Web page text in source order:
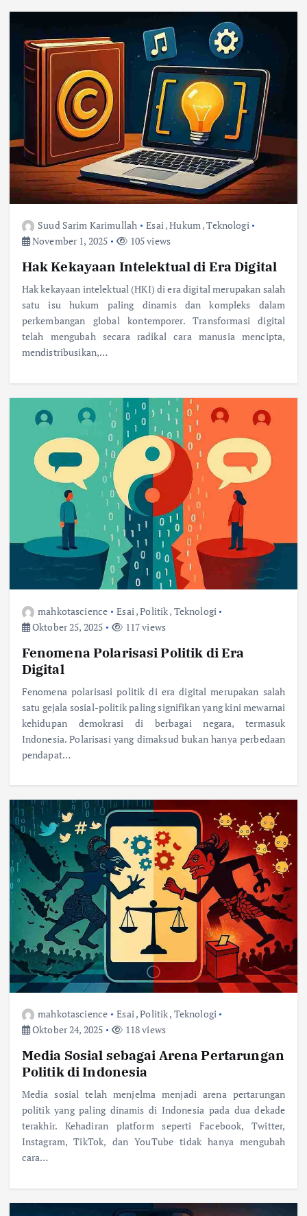
Suud Sarim Karimullah Esai,Hukum,Teknologi
November 1, 2025
105 views
Hak Kekayaan Intelektual di Era Digital
Hak kekayaan intelektual (HKI) di era digital merupakan salah
satu isu hukum paling dinamis dan kompleks dalam
perkembangan global kontemporer. Transformasi digital
telah mengubah secara radikal cara manusia mencipta,
mendistribusikan,…
mahkotascience Esai ,Politik, Teknologi
Oktober 25, 2025
117 views
Fenomena Polarisasi Politik di Era
Digital
Fenomena polarisasi politik di era digital merupakan salah
satu gejala sosial-politik paling signifikan yang kini mewarnai
kehidupan demokrasi di berbagai negara, termasuk
Indonesia. Polarisasi yang dimaksud bukan hanya perbedaan
pendapat…
mahkotascience Esai,Politik, Teknologi
Oktober 24, 2025
118 views
Media Sosial sebagai Arena Pertarungan
Politik di Indonesia
Media sosial telah menjelma menjadi arena pertarungan
politik yang paling dinamis di Indonesia pada dua dekade
terakhir. Kehadiran platform seperti Facebook, Twitter,
Instagram, TikTok, dan YouTube tidak hanya mengubah
cara…